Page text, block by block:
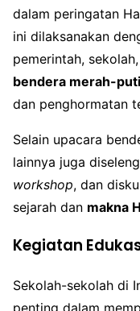
dalam peringatan
ini dilaksanakan
pemerintah,
bendera merah-
dan penghormatan
Selain upacara
lainnya juga
workshop, dan
sejarah dan makna
Kegiatan
Sekolah-sekolah di